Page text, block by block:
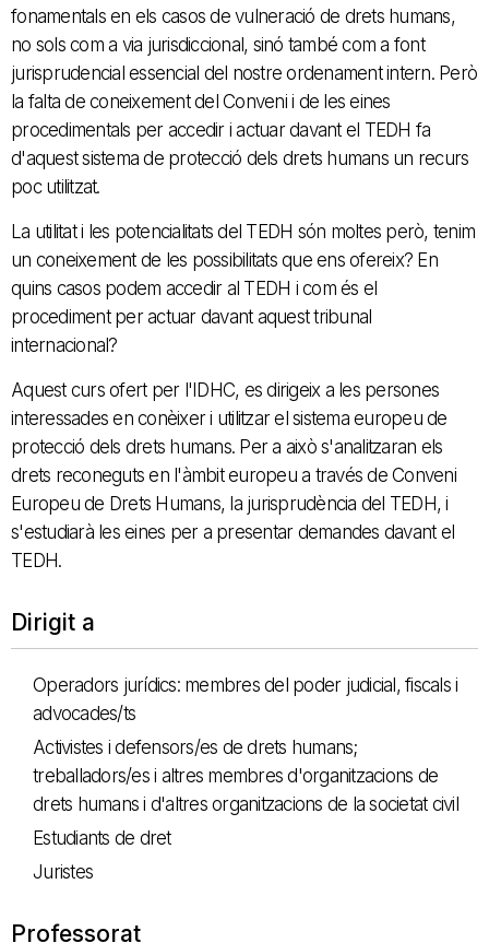
fonamentals en els casos de vulneració de drets humans,
no sols com a via jurisdiccional, sinó també com a font
jurisprudencial essencial del nostre ordenament intern. Però
la falta de coneixement del Conveni i de les eines
procedimentals per accedir i actuar davant el TEDH fa
d'aquest sistema de protecció dels drets humans un recurs
poc utilitzat.
La utilitat i les potencialitats del TEDH són moltes però, tenim
un coneixement de les possibilitats que ens ofereix? En
quins casos podem accedir al TEDH i com és el
procediment per actuar davant aquest tribunal
internacional?
Aquest curs ofert per l'IDHC, es dirigeix a les persones
interessades en conèixer i utilitzar el sistema europeu de
protecció dels drets humans. Per a això s'analitzaran els
drets reconeguts en l'àmbit europeu a través de Conveni
Europeu de Drets Humans, la jurisprudència del TEDH, i
s'estudiarà les eines per a presentar demandes davant el
TEDH.
Dirigit a
Operadors jurídics: membres del poder judicial, fiscals i
advocades/ts
Activistes i defensors/es de drets humans;
treballadors/es i altres membres d'organitzacions de
drets humans i d'altres organitzacions de la societat civil
Estudiants de dret
Juristes
Professorat